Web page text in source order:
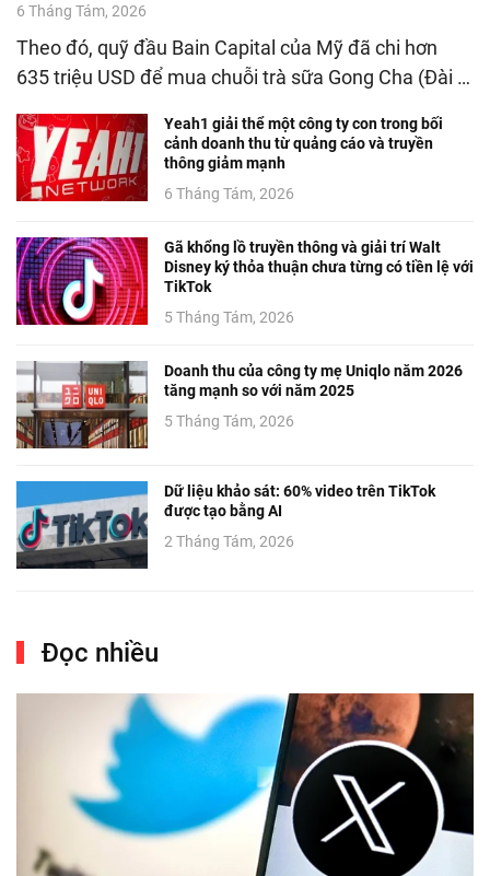
6 Tháng Tám, 2026
Theo đó, quỹ đầu Bain Capital của Mỹ đã chi hơn
635 triệu USD để mua chuỗi trà sữa Gong Cha (Đài …
Yeah1 giải thể một công ty con trong bối
cảnh doanh thu từ quảng cáo và truyền
thông giảm mạnh
6 Tháng Tám, 2026
Gã khổng lồ truyền thông và giải trí Walt
Disney ký thỏa thuận chưa từng có tiền lệ với
TikTok
5 Tháng Tám, 2026
Doanh thu của công ty mẹ Uniqlo năm 2026
tăng mạnh so với năm 2025
5 Tháng Tám, 2026
Dữ liệu khảo sát: 60% video trên TikTok
được tạo bằng AI
2 Tháng Tám, 2026
Đọc nhiều